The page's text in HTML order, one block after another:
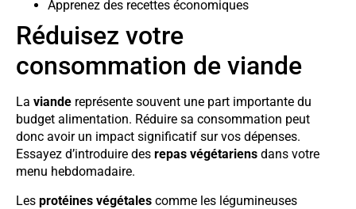
Apprenez des recettes économiques
Réduisez votre
consommation de viande
La viande représente souvent une part importante du
budget alimentation. Réduire sa consommation peut
donc avoir un impact significatif sur vos dépenses.
Essayez d’introduire des repas végétariens dans votre
menu hebdomadaire.
Les protéines végétales comme les légumineuses